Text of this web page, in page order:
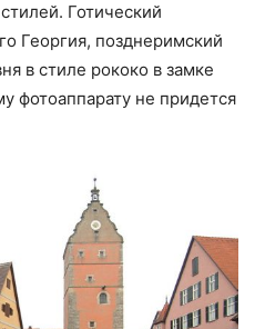
Готический
Георгия, позднеримский
в стиле рококо в замке
фотоаппарату не придется